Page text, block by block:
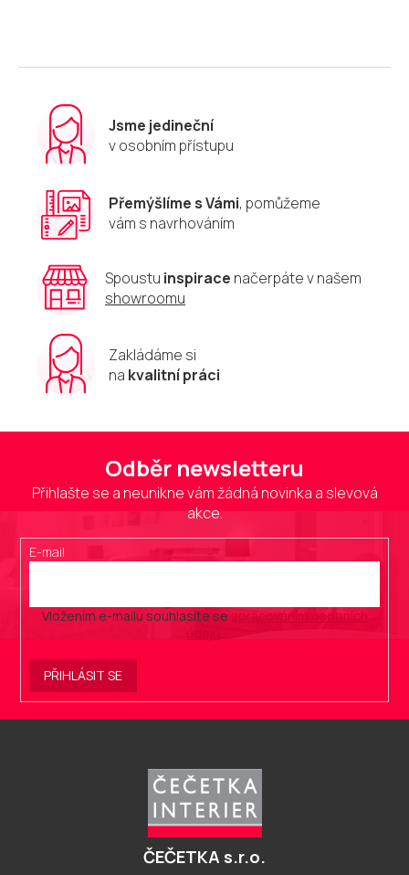
Jsme jedineční
v osobním přístupu
Přemýšlíme s Vámi, pomůžeme
vám s navrhováním
Spoustu inspirace načerpáte v našem
showroomu
Zakládáme si
na kvalitní práci
Odběr newsletteru
Přihlašte se a neunikne vám žádná novinka a slevová
akce.
E-mail
Vložením e-mailu souhlasíte se zpracováním osobních
.
PŘIHLÁSIT SE
ČEČETKA s.r.o.